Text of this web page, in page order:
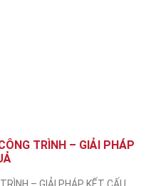
TRÌNH – GIẢI PHÁP
– GIẢI PHÁP KẾT CẤU